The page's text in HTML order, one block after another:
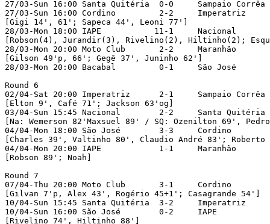
27/03-Sun 16:00	Santa Quitéria	0-0	Sampaio Corrêa
27/03-Sun 16:00	Cordino	        2-2	Imperatriz
[Gigi 14', 61'; Sapeca 44', Leoni 77']
28/03-Mon 18:00	IAPE	       11-1	Nacional
[Robson(4), Jurandir(3), Rivelino(2), Hiltinho(2);
28/03-Mon 20:00	Moto Club	2-2	Maranhão
[Gilson 49'p, 66'; Gegê 37', Juninho 62']
28/03-Mon 20:00	Bacabal	        0-1	São José
Round 6
02/04-Sat 20:00	Imperatriz	2-1	Sampaio Corrêa
[Elton 9', Café 71'; Jackson 63'og]
03/04-Sun 15:45	Nacional	2-2	Santa Quitéria
[Na: Wemerson 82'Maxsuel 89' / SQ: Ozenilton 69',
04/04-Mon 18:00	São José	3-3	Cordino
[Charles 39', Valtinho 80', Claudio André 83'; Roberto
04/04-Mon 20:00	IAPE	        1-1	Maranhão
[Robson 89'; Noah]
Round 7
07/04-Thu 20:00	Moto Club	3-1	Cordino
[Gilvan 7'p, Alex 43', Rogério 45+1'; Casagrande 54']
10/04-Sun 15:45	Santa Quitéria	3-2	Imperatriz
10/04-Sun 16:00	São José	0-2	IAPE
[Rivelino 74', Hiltinho 88']